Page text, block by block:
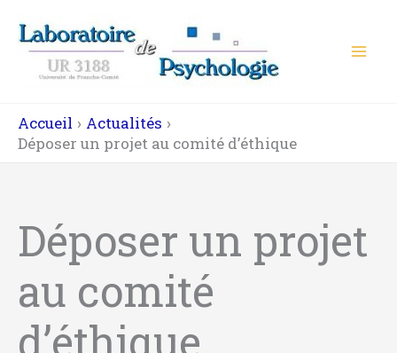
contenu
Accueil
Actualités
Déposer un projet au comité d’éthique
Déposer un projet
au comité
d’éthique